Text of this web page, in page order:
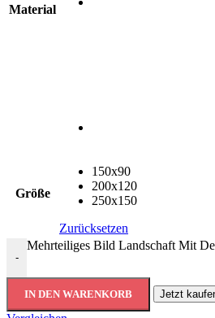
Material
Größe
150x90
200x120
250x150
Zurücksetzen
-
Mehrteiliges Bild Landschaft Mit
IN DEN WARENKORB Jetzt